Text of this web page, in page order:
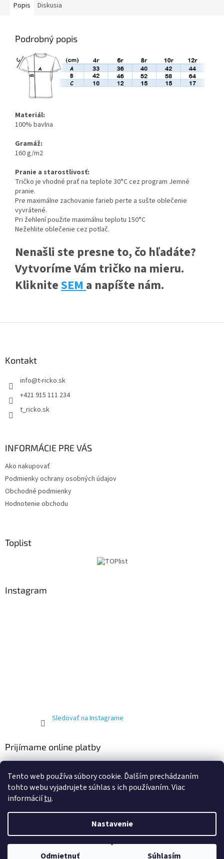
Tento web používa súbory cookie. Ďalším prechádzaním
tohto webu vyjadrujete súhlas s ich používaním. Viac
informáciítu.
Nastavenie
Odmietnuť Súhlasím
Popis Diskusia
Podrobný popis
Materiál:
100% bavlna
Gramáž:
160 g/m2
Pranie a starostlivosť:
Tričko je vhodné prať na teplote 30°C cez program Jemné
pranie.
Pre maximálne zachovanie farieb perte a sušte oblečenie
vyvrátené.
Pri žehlení použite maximálnu teplotu 150°C
Nežehlite oblečenie cez potlač.
Nenašli ste presne to, čo hľadáte?
Vytvoríme Vám tričko na mieru.
KlikniteSEMa napíšte nám.
Kontakt
info@t-ricko.sk
+421 915 111 234
t_ricko.sk
INFORMÁCIE PRE VÁS
Ako nakupovať
Podmienky ochrany osobných údajov
Obchodné podmienky
Hodnotenie obchodu
Toplist
Instagram
Sledovať na Instagrame
Prijímame online platby
Copyright 2026T-ričko.sk. Všetky práva vyhradené.Upraviť